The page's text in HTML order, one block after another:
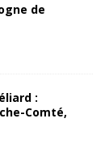
de
:
Comté,